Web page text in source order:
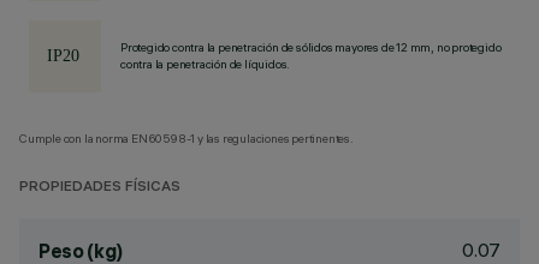
Protegido contra la penetración de sólidos mayores de 12 mm, no protegido
contra la penetración de líquidos.
Cumple con la norma EN60598-1 y las regulaciones pertinentes.
PROPIEDADES FÍSICAS
Peso (kg) 0.07